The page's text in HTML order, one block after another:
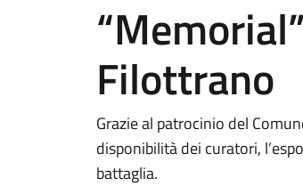
Filottrano
Grazie al patrocinio del
disponibilità dei curatori,
battaglia.